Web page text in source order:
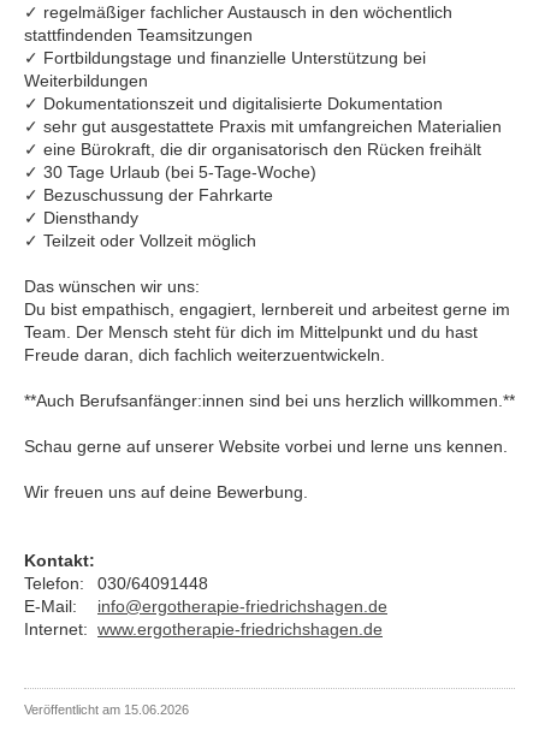
✓ regelmäßiger fachlicher Austausch in den wöchentlich
stattfindenden Teamsitzungen
✓ Fortbildungstage und finanzielle Unterstützung bei
Weiterbildungen
✓ Dokumentationszeit und digitalisierte Dokumentation
✓ sehr gut ausgestattete Praxis mit umfangreichen Materialien
✓ eine Bürokraft, die dir organisatorisch den Rücken freihält
✓ 30 Tage Urlaub (bei 5-Tage-Woche)
✓ Bezuschussung der Fahrkarte
✓ Diensthandy
✓ Teilzeit oder Vollzeit möglich
Das wünschen wir uns:
Du bist empathisch, engagiert, lernbereit und arbeitest gerne im
Team. Der Mensch steht für dich im Mittelpunkt und du hast
Freude daran, dich fachlich weiterzuentwickeln.
**Auch Berufsanfänger:innen sind bei uns herzlich willkommen.**
Schau gerne auf unserer Website vorbei und lerne uns kennen.
Wir freuen uns auf deine Bewerbung.
Kontakt:
Telefon:
030/64091448
E-Mail:
info@ergotherapie-friedrichshagen.de
Internet: www.ergotherapie-friedrichshagen.de
Veröffentlicht am 15.06.2026